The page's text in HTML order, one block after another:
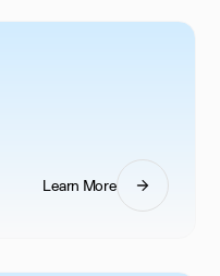
Learn More